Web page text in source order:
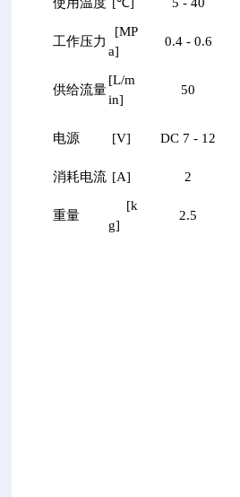
工作压力
[MP
a]
0.4 - 0.6
供给流量
[L/m
in]
50
电源 [V] DC 7 - 12
消耗电流 [A] 2
重量
[k
g]
2.5